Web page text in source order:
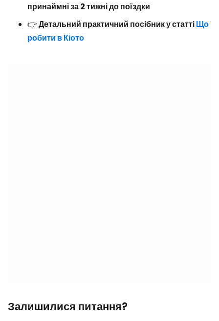
принаймні за 2 тижні до поїздки
👉Детальний практичний посібник у статтіЩо
робити в Кіото
Залишилися питання?